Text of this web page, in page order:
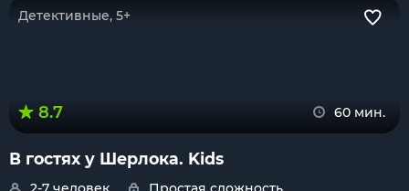
Детективные, 5+
8.7 60 мин.
В гостях у Шерлока. Kids